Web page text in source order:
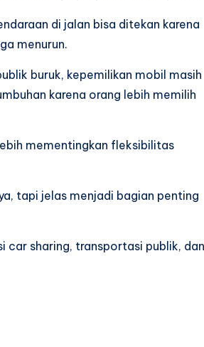
di jalan bisa ditekan karena
menurun.
buruk, kepemilikan mobil masih
karena orang lebih memilih
mementingkan fleksibilitas
tapi jelas menjadi bagian penting
car sharing, transportasi publik, dan